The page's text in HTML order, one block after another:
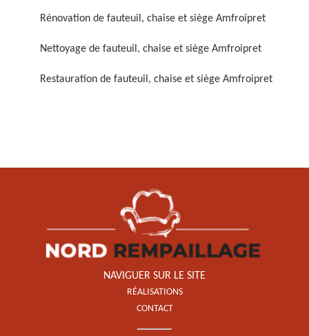
Rénovation de fauteuil, chaise et siège Amfroipret
Nettoyage de fauteuil, chaise et siège Amfroipret
Restauration de fauteuil, chaise et siège Amfroipret
NAVIGUER SUR LE SITE
RÉALISATIONS
CONTACT